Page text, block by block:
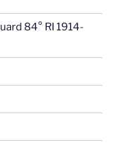
84° RI 1914-